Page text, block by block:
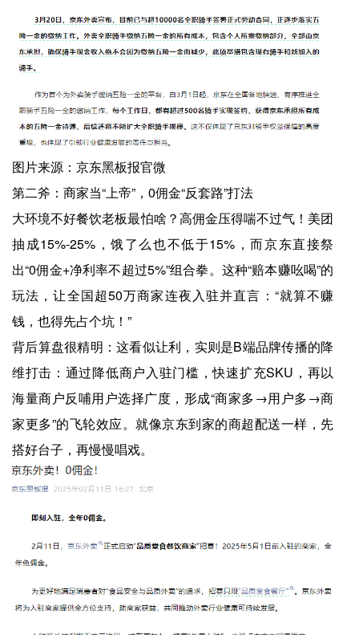
图片来源：京东黑板报官微
第二斧：商家当“上帝”，0佣金“反套路”打法
大环境不好餐饮老板最怕啥？高佣金压得喘不过气！美团
抽成15%-25%，饿了么也不低于15%，而京东直接祭
出“0佣金+净利率不超过5%”组合拳。这种“赔本赚吆喝”的
玩法，让全国超50万商家连夜入驻并直言：“就算不赚
钱，也得先占个坑！”
背后算盘很精明：这看似让利，实则是B端品牌传播的降
维打击：通过降低商户入驻门槛，快速扩充SKU，再以
海量商户反哺用户选择广度，形成“商家多→用户多→商
家更多”的飞轮效应。就像京东到家的商超配送一样，先
搭好台子，再慢慢唱戏。